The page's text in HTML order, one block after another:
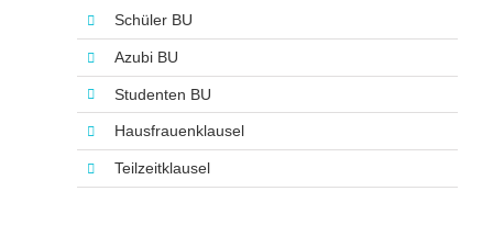
Schüler BU
Azubi BU
Studenten BU
Hausfrauenklausel
Teilzeitklausel